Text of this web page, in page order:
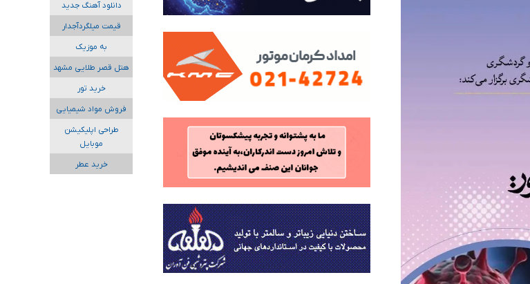
دانلود آهنگ جدید
قیمت میلگردآجدار
به موزیک
هتل قصر طلایی مشهد
خرید تور
فروش مواد شیمیایی
طراحی اپلیکیشن
موبایل
خرید عطر